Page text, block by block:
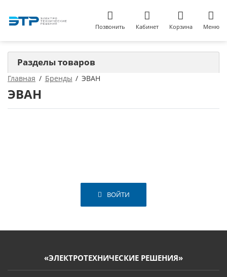
Позвонить Кабинет Корзина Меню
Главная Бренды ЭВАН
ЭВАН
Разделы товаров
ВОЙТИ
«ЭЛЕКТРОТЕХНИЧЕСКИЕ РЕШЕНИЯ»